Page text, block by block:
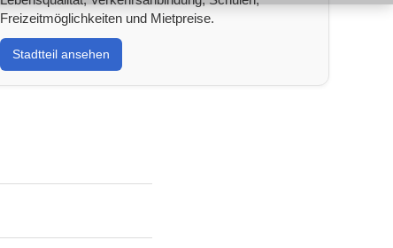
Freizeitmöglichkeiten und Mietpreise.
Stadtteil ansehen